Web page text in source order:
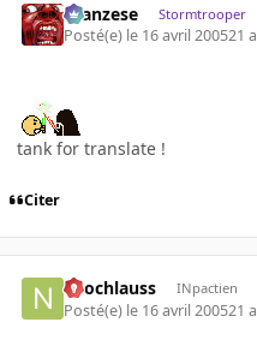
ilcanzese Stormtrooper
Posté(e) le 16 avril 200521 a
tank for translate !
Citer
neochlauss INpactien
Posté(e) le 16 avril 200521 a